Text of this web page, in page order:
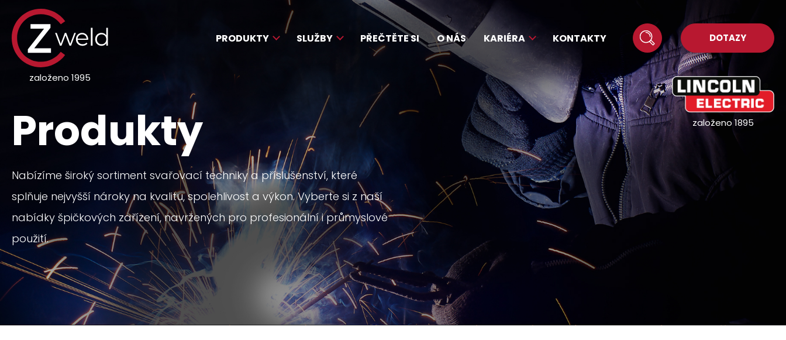
založeno 1995
PRODUKTY SLUŽBY PŘEČTĚTE SI O NÁS KARIÉRA KONTAKTY DOTAZY
založeno 1895
Produkty
Nabízíme široký sortiment svařovací techniky a příslušenství, které
splňuje nejvyšší nároky na kvalitu, spolehlivost a výkon. Vyberte si z naší
nabídky špičkových zařízení, navržených pro profesionální i průmyslové
použití.